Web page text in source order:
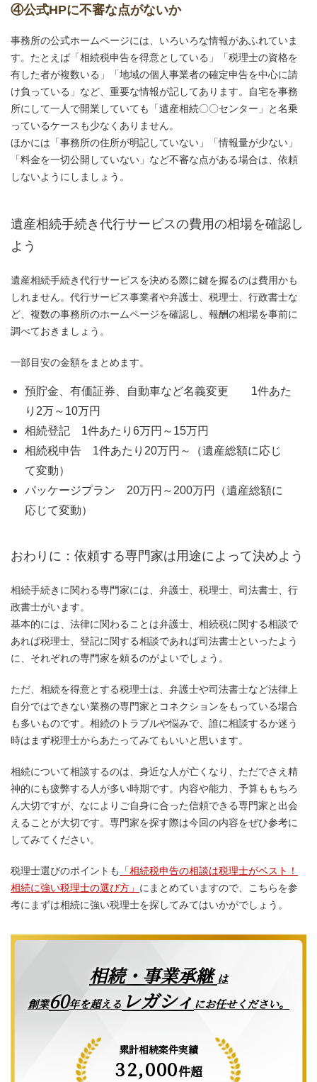
④公式HPに不審な点がないか
事務所の公式ホームページには、いろいろな情報があふれていま
す。たとえば「相続税申告を得意としている」「税理士の資格を
有した者が複数いる」「地域の個人事業者の確定申告を中心に請
け負っている」など、重要な情報が記してあります。自宅を事務
所にして一人で開業していても「遺産相続〇〇センター」と名乗
っているケースも少なくありません。
ほかには「事務所の住所が明記していない」「情報量が少ない」
「料金を一切公開していない」など不審な点がある場合は、依頼
しないようにしましょう。
遺産相続手続き代行サービスの費用の相場を確認し
よう
遺産相続手続き代行サービスを決める際に鍵を握るのは費用かも
しれません。代行サービス事業者や弁護士、税理士、行政書士な
ど、複数の事務所のホームページを確認し、報酬の相場を事前に
調べておきましょう。
一部目安の金額をまとめます。
預貯金、有価証券、自動車など名義変更 1件あた
り2万～10万円
相続登記 1件あたり6万円～15万円
相続税申告 1件あたり20万円～（遺産総額に応じ
て変動）
パッケージプラン 20万円～200万円（遺産総額に
応じて変動）
おわりに：依頼する専門家は用途によって決めよう
相続手続きに関わる専門家には、弁護士、税理士、司法書士、行
政書士がいます。
基本的には、法律に関わることは弁護士、相続税に関する相談で
あれば税理士、登記に関する相談であれば司法書士といったよう
に、それぞれの専門家を頼るのがよいでしょう。
ただ、相続を得意とする税理士は、弁護士や司法書士など法律上
自分ではできない業務の専門家とコネクションをもっている場合
も多いものです。相続のトラブルや悩みで、誰に相談するか迷う
時はまず税理士からあたってみてもいいと思います。
相続について相談するのは、身近な人が亡くなり、ただでさえ精
神的にも疲弊する人が多い時期です。内容や能力、予算ももちろ
ん大切ですが、なによりご自身に合った信頼できる専門家と出会
えることが大切です。専門家を探す際は今回の内容をぜひ参考に
してみてください。
税理士選びのポイントも
「相続税申告の相談は税理士がベスト！
相続に強い税理士の選び方」 にまとめていますので、こちらを参
考にまずは相続に強い税理士を探してみてはいかがでしょう。
相続・事業承継は
創業60年を超える レガシィ にお任せください。
累計相続案件実績
32,000件超